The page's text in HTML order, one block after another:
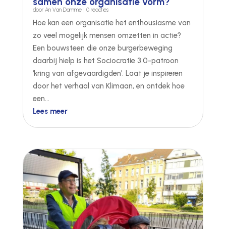
door An Van Damme| 0 reacties
Hoe kan een organisatie het enthousiasme van
zo veel mogelijk mensen omzetten in actie?
Een bouwsteen die onze burgerbeweging
daarbij hielp is het Sociocratie 3.0-patroon
‘kring van afgevaardigden’. Laat je inspireren
door het verhaal van Klimaan, en ontdek hoe
een...
Lees meer